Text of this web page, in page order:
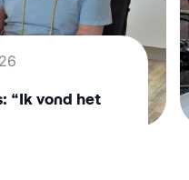
“Ik vond het